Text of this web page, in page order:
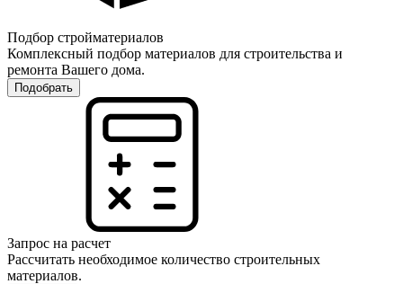
Подбор стройматериалов
Комплексный подбор материалов для строительства и
ремонта Вашего дома.
Подобрать
Запрос на расчет
Рассчитать необходимое количество строительных
материалов.